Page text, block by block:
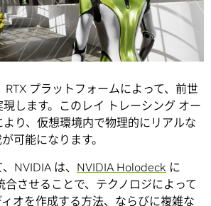
プラットフォームによって、前世
します。このレイ トレーシング オー
り、仮想環境内で物理的にリアルな
可能になります。
NVIDIA は、 NVIDIA Holodeck に
させることで、テクノロジによって
オを作成する方法、ならびに複雑な